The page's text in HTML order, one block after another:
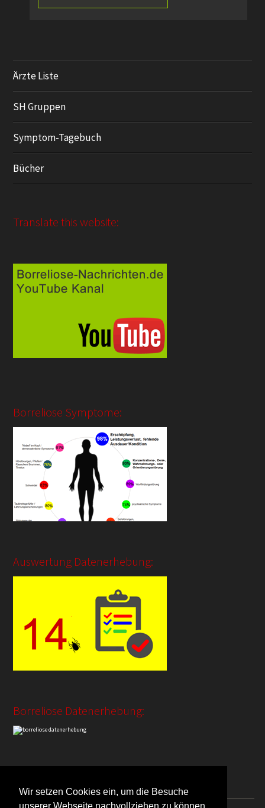
Wir setzen Cookies ein, um die Besuche
unserer Webseite nachvollziehen zu können
Ärzte Liste
SH Gruppen
Symptom-Tagebuch
Bücher
Translate this website:
Borreliose Symptome:
Auswertung Datenerhebung:
Borreliose Datenerhebung: